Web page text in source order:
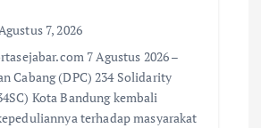
7, 2026
7 Agustus 2026 –
Cabang (DPC) 234 Solidarity
Kota Bandung kembali
terhadap masyarakat